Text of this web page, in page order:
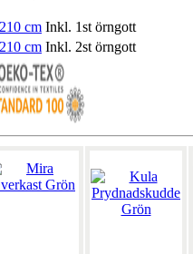
cm Inkl. 1st örngott
cm Inkl. 2st örngott